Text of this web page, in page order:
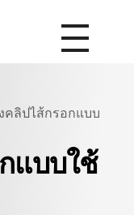
คลิปไส้กรอกแบบ
แบบใช้